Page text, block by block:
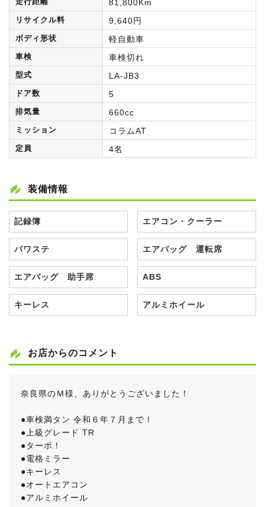
81,800Km
リサイクル料 9,640円
ボディ形状 軽自動車
車検 車検切れ
型式 LA-JB3
ドア数 5
排気量 660cc
ミッション コラムAT
定員 4名
装備情報
記録簿 エアコン・クーラー
パワステ エアバッグ 運転席
エアバッグ 助手席 ABS
キーレス アルミホイール
お店からのコメント
奈良県のＭ様、ありがとうございました！
●車検満タン 令和６年７月まで！
●上級グレード TR
●ターボ！
●電格ミラー
●キーレス
●オートエアコン
●アルミホイール